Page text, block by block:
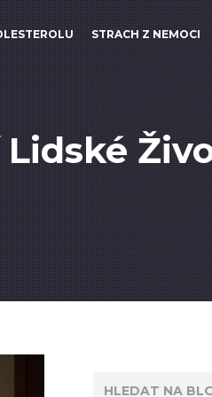
STRACH Z NEMOCI